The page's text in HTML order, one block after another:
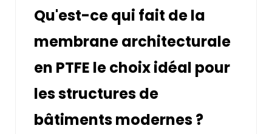
Qu'est-ce qui fait de la
membrane architecturale
en PTFE le choix idéal pour
les structures de
bâtiments modernes ?